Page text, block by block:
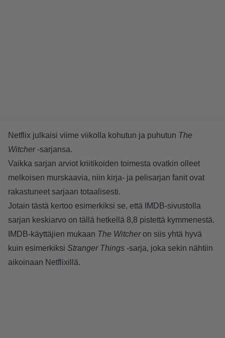
Netflix julkaisi viime viikolla kohutun ja puhutun The
Witcher-sarjansa.
Vaikka sarjan arviot kriitikoiden toimesta ovatkin olleet
melkoisen murskaavia, niin kirja- ja pelisarjan fanit ovat
rakastuneet sarjaan totaalisesti.
Jotain tästä kertoo esimerkiksi se, että IMDB-sivustolla
sarjan keskiarvo on tällä hetkellä 8,8 pistettä kymmenestä.
IMDB-käyttäjien mukaan The Witcheron siis yhtä hyvä
kuin esimerkiksi Stranger Things -sarja, joka sekin nähtiin
aikoinaan Netflixillä.